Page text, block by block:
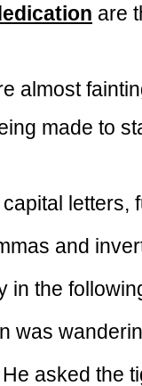
are
almost
made to
letters,
and
in the
was
asked the